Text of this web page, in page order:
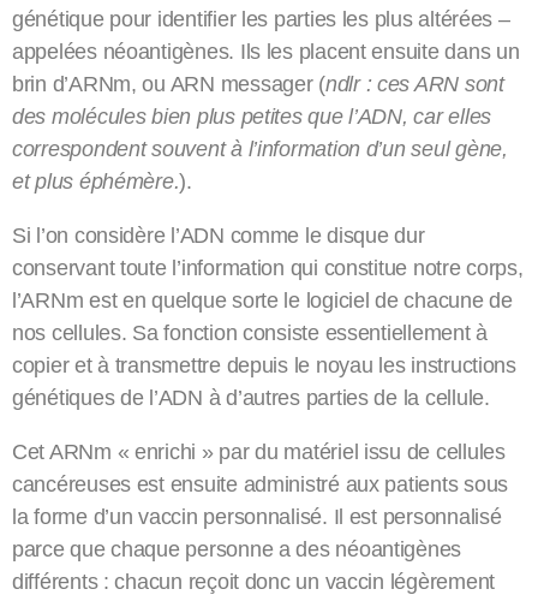
génétique pour identifier les parties les plus altérées –
appelées néoantigènes. Ils les placent ensuite dans un
brin d’ARNm, ou ARN messager (ndlr : ces ARN sont
des molécules bien plus petites que l’ADN, car elles
correspondent souvent à l’information d’un seul gène,
et plus éphémère.).
Si l’on considère l’ADN comme le disque dur
conservant toute l’information qui constitue notre corps,
l’ARNm est en quelque sorte le logiciel de chacune de
nos cellules. Sa fonction consiste essentiellement à
copier et à transmettre depuis le noyau les instructions
génétiques de l’ADN à d’autres parties de la cellule.
Cet ARNm « enrichi » par du matériel issu de cellules
cancéreuses est ensuite administré aux patients sous
la forme d’un vaccin personnalisé. Il est personnalisé
parce que chaque personne a des néoantigènes
différents : chacun reçoit donc un vaccin légèrement